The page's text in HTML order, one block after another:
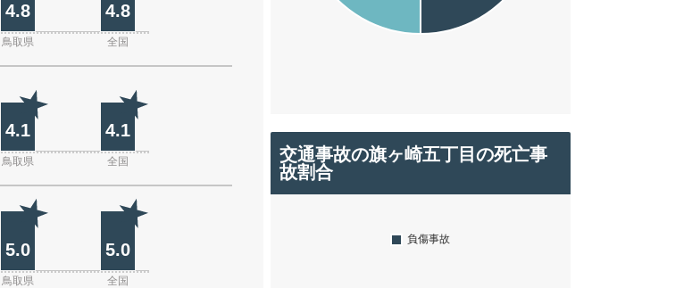
4.8 4.8
鳥取県 全国
4.1 4.1
鳥取県 全国
5.0 5.0
鳥取県 全国
交通事故の旗ヶ崎五丁目の死亡事
故割合